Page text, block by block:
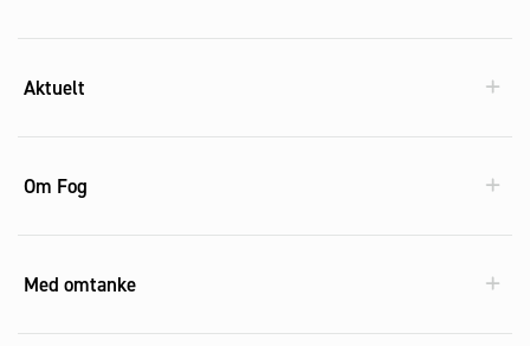
Aktuelt
Om Fog
Med omtanke